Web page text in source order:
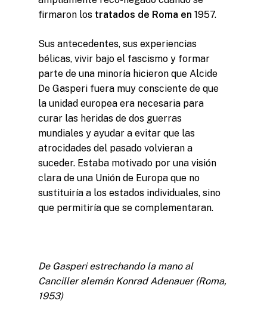
firmaron los tratados de Roma en 1957.
Sus antecedentes, sus experiencias
bélicas, vivir bajo el fascismo y formar
parte de una minoría hicieron que Alcide
De Gasperi fuera muy consciente de que
la unidad europea era necesaria para
curar las heridas de dos guerras
mundiales y ayudar a evitar que las
atrocidades del pasado volvieran a
suceder. Estaba motivado por una visión
clara de una Unión de Europa que no
sustituiría a los estados individuales, sino
que permitiría que se complementaran.
De Gasperi estrechando la mano al
Canciller alemán Konrad Adenauer (Roma,
1953)